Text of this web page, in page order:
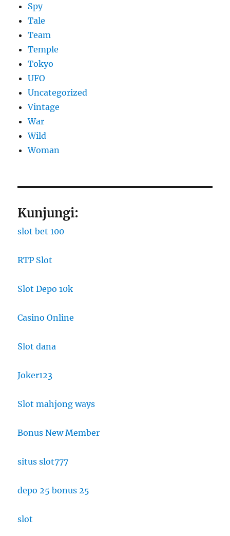
Spy
Tale
Team
Temple
Tokyo
UFO
Uncategorized
Vintage
War
Wild
Woman
Kunjungi:
slot bet 100
RTP Slot
Slot Depo 10k
Casino Online
Slot dana
Joker123
Slot mahjong ways
Bonus New Member
situs slot777
depo 25 bonus 25
slot